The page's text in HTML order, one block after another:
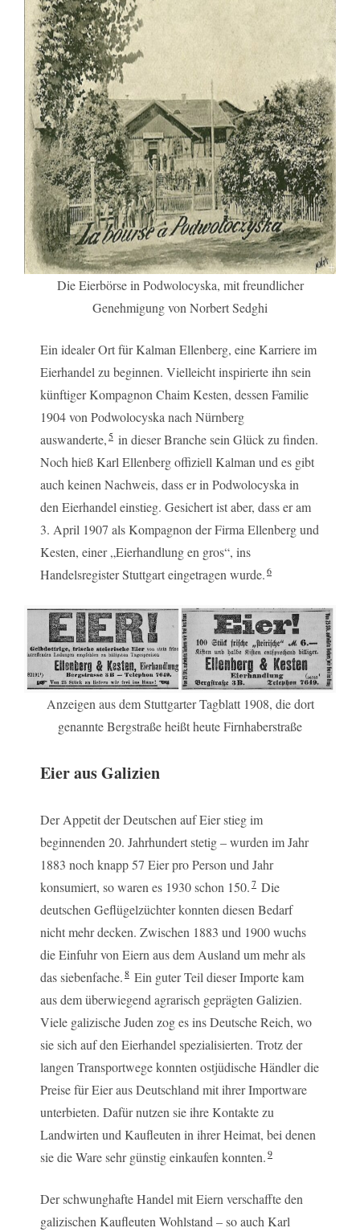
Die Eierbörse in Podwolocyska, mit freundlicher
Genehmigung von Norbert Sedghi
Ein idealer Ort für Kalman Ellenberg, eine Karriere im
Eierhandel zu beginnen. Vielleicht inspirierte ihn sein
künftiger Kompagnon Chaim Kesten, dessen Familie
1904 von Podwolocyska nach Nürnberg
auswanderte, 5 in dieser Branche sein Glück zu finden.
Noch hieß Karl Ellenberg offiziell Kalman und es gibt
auch keinen Nachweis, dass er in Podwolocyska in
den Eierhandel einstieg. Gesichert ist aber, dass er am
3. April 1907 als Kompagnon der Firma Ellenberg und
Kesten, einer „Eierhandlung en gros“, ins
Handelsregister Stuttgart eingetragen wurde.6
Anzeigen aus dem Stuttgarter Tagblatt 1908, die dort
genannte Bergstraße heißt heute Firnhaberstraße
Eier aus Galizien
Der Appetit der Deutschen auf Eier stieg im
beginnenden 20. Jahrhundert stetig – wurden im Jahr
1883 noch knapp 57 Eier pro Person und Jahr
konsumiert, so waren es 1930 schon 150.7 Die
deutschen Geflügelzüchter konnten diesen Bedarf
nicht mehr decken. Zwischen 1883 und 1900 wuchs
die Einfuhr von Eiern aus dem Ausland um mehr als
das siebenfache.8 Ein guter Teil dieser Importe kam
aus dem überwiegend agrarisch geprägten Galizien.
Viele galizische Juden zog es ins Deutsche Reich, wo
sie sich auf den Eierhandel spezialisierten. Trotz der
langen Transportwege konnten ostjüdische Händler die
Preise für Eier aus Deutschland mit ihrer Importware
unterbieten. Dafür nutzen sie ihre Kontakte zu
Landwirten und Kaufleuten in ihrer Heimat, bei denen
sie die Ware sehr günstig einkaufen konnten.9
Der schwunghafte Handel mit Eiern verschaffte den
galizischen Kaufleuten Wohlstand – so auch Karl